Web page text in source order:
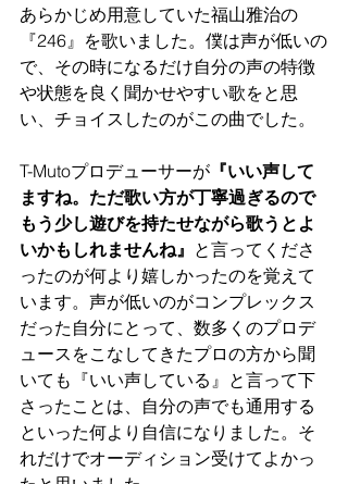
あらかじめ用意していた福山雅治の
『246』を歌いました。僕は声が低いの
で、その時になるだけ自分の声の特徴
や状態を良く聞かせやすい歌をと思
い、チョイスしたのがこの曲でした。
T-Mutoプロデューサーが 『いい声して
ますね。ただ歌い方が丁寧過ぎるので
もう少し遊びを持たせながら歌うとよ
いかもしれませんね』 と言ってくださ
ったのが何より嬉しかったのを覚えて
います。声が低いのがコンプレックス
だった自分にとって、数多くのプロデ
ュースをこなしてきたプロの方から聞
いても『いい声している』と言って下
さったことは、自分の声でも通用する
といった何より自信になりました。そ
れだけでオーディション受けてよかっ